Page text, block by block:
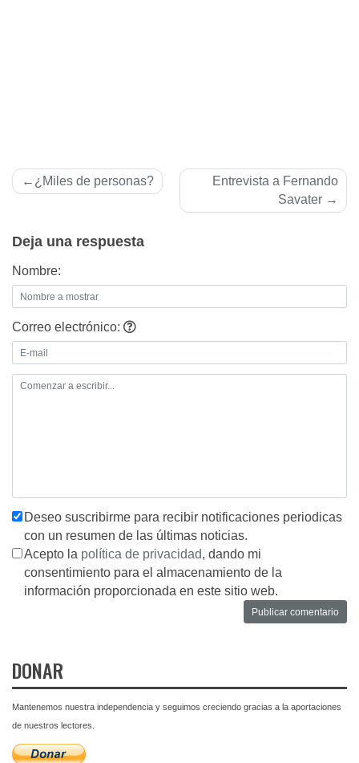
Navegación
¿Miles de personas?
Entrevista a Fernando
Savater
Deja una respuesta
Nombre:
Correo electrónico:
Deseo suscribirme para recibir notificaciones periodicas
con un resumen de las últimas noticias.
Acepto la política de privacidad, dando mi
consentimiento para el almacenamiento de la
información proporcionada en este sitio web.
DONAR
Mantenemos nuestra independencia y seguimos creciendo gracias a la aportaciones
de nuestros lectores.